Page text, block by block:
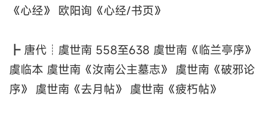
《心经》 欧阳询《心经/书页》
┣ 唐代┊虞世南 558至638 虞世南《临兰亭序》
虞临本 虞世南《汝南公主墓志》 虞世南《破邪论
序》 虞世南《去月帖》 虞世南《疲朽帖》